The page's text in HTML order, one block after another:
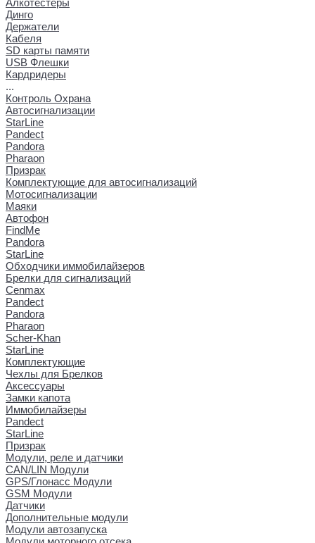
Алкотестеры
Динго
Держатели
Кабеля
SD карты памяти
USB Флешки
Кардридеры
...
Контроль Охрана
Автосигнализации
StarLine
Pandect
Pandora
Pharaon
Призрак
Комплектующие для автосигнализаций
Мотосигнализации
Маяки
Автофон
FindMe
Pandora
StarLine
Обходчики иммобилайзеров
Брелки для сигнализаций
Cenmax
Pandect
Pandora
Pharaon
Scher-Khan
StarLine
Комплектующие
Чехлы для Брелков
Аксессуары
Замки капота
Иммобилайзеры
Pandect
StarLine
Призрак
Модули, реле и датчики
CAN/LIN Модули
GPS/Глонасс Модули
GSM Модули
Датчики
Дополнительные модули
Модули автозапуска